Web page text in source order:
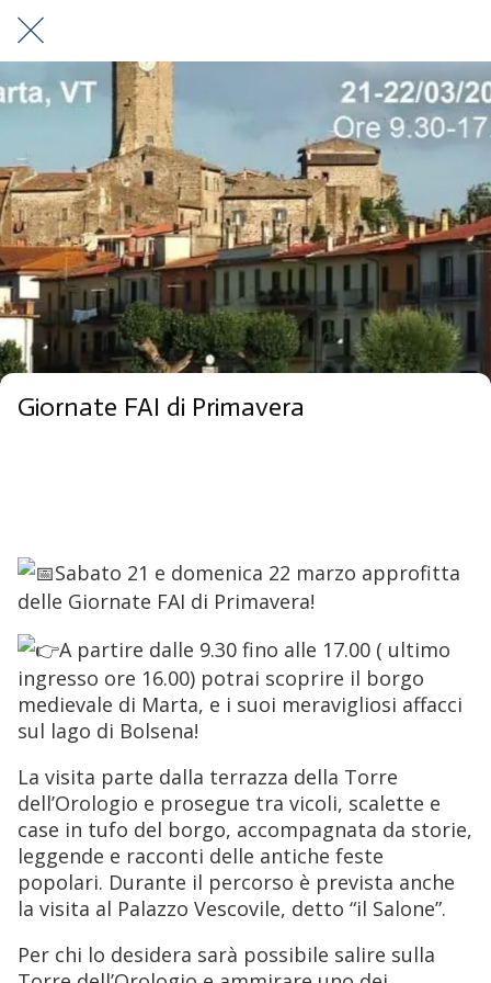
Giornate FAI di Primavera
Sabato 21 e domenica 22 marzo approfitta
delle Giornate FAI di Primavera!
A partire dalle 9.30 fino alle 17.00 ( ultimo
ingresso ore 16.00) potrai scoprire il borgo
medievale di Marta, e i suoi meravigliosi affacci
sul lago di Bolsena!
La visita parte dalla terrazza della Torre
dell’Orologio e prosegue tra vicoli, scalette e
case in tufo del borgo, accompagnata da storie,
leggende e racconti delle antiche feste
popolari. Durante il percorso è prevista anche
la visita al Palazzo Vescovile, detto “il Salone”.
Per chi lo desidera sarà possibile salire sulla